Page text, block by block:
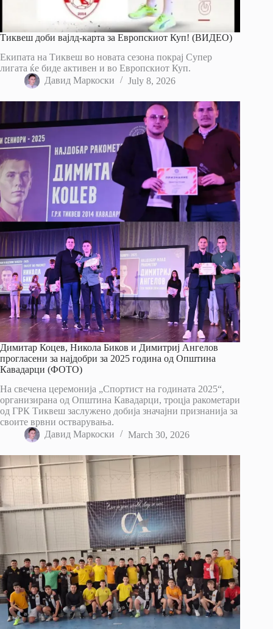
Тиквеш доби вајлд-карта за Европскиот Куп! (ВИДЕО)
Екипата на Тиквеш во новата сезона покрај Супер
лигата ќе биде активен и во Европскиот Куп.
Давид Маркоски
July 8, 2026
Димитар Коцев, Никола Биков и Димитриј Ангелов
прогласени за најдобри за 2025 година од Општина
Кавадарци (ФОТО)
На свечена церемонија „Спортист на годината 2025“,
организирана од Општина Кавадарци, троцја ракометари
од ГРК Тиквеш заслужено добија значајни признанија за
своите врвни остварувања.
Давид Маркоски
March 30, 2026